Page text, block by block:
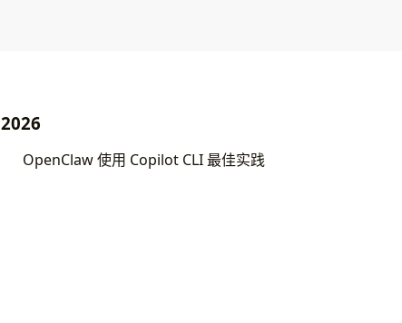
2026
OpenClaw 使用 Copilot CLI 最佳实践